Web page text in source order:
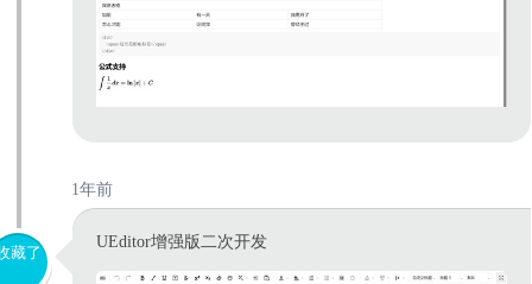
1年前
藏了
UEditor增强版二次开发